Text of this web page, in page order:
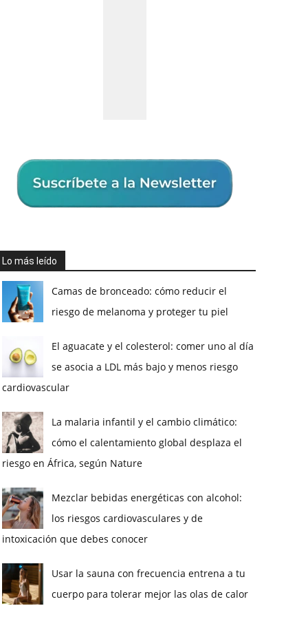
Lo más leído
Camas de bronceado: cómo reducir el
riesgo de melanoma y proteger tu piel
El aguacate y el colesterol: comer uno al día
se asocia a LDL más bajo y menos riesgo
cardiovascular
La malaria infantil y el cambio climático:
cómo el calentamiento global desplaza el
riesgo en África, según Nature
Mezclar bebidas energéticas con alcohol:
los riesgos cardiovasculares y de
intoxicación que debes conocer
Usar la sauna con frecuencia entrena a tu
cuerpo para tolerar mejor las olas de calor